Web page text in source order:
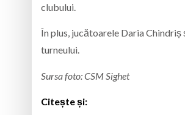
clubului.
În plus, jucătoarele Daria
turneului.
Sursa foto: CSM Sighet
Citește și: